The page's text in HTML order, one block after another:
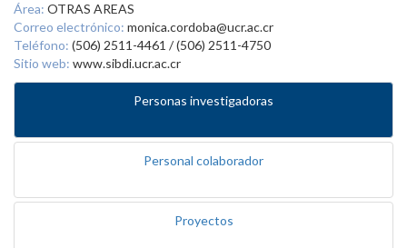
Área: OTRAS AREAS
Correo electrónico: monica.cordoba@ucr.ac.cr
Teléfono: (506) 2511-4461 / (506) 2511-4750
Sitio web: www.sibdi.ucr.ac.cr
Personas investigadoras
Personal colaborador
Proyectos